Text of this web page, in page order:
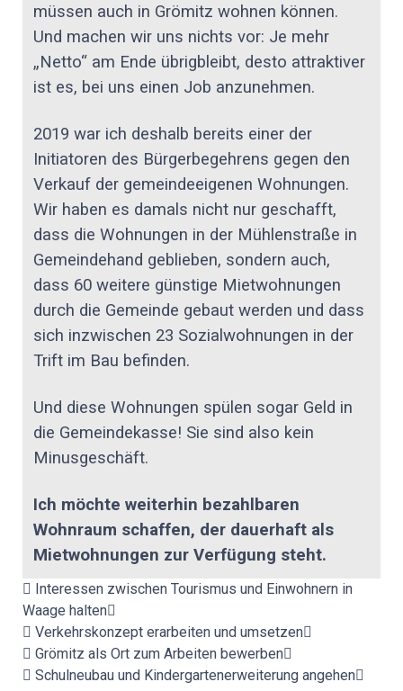
müssen auch in Grömitz wohnen können.
Und machen wir uns nichts vor: Je mehr
„Netto“ am Ende übrigbleibt, desto attraktiver
ist es, bei uns einen Job anzunehmen.
2019 war ich deshalb bereits einer der
Initiatoren des Bürgerbegehrens gegen den
Verkauf der gemeindeeigenen Wohnungen.
Wir haben es damals nicht nur geschafft,
dass die Wohnungen in der Mühlenstraße in
Gemeindehand geblieben, sondern auch,
dass 60 weitere günstige Mietwohnungen
durch die Gemeinde gebaut werden und dass
sich inzwischen 23 Sozialwohnungen in der
Trift im Bau befinden.
Und diese Wohnungen spülen sogar Geld in
die Gemeindekasse! Sie sind also kein
Minusgeschäft.
Ich möchte weiterhin bezahlbaren
Wohnraum schaffen, der dauerhaft als
Mietwohnungen zur Verfügung steht.
Interessen zwischen Tourismus und Einwohnern in
Waage halten
Verkehrskonzept erarbeiten und umsetzen
Grömitz als Ort zum Arbeiten bewerben
Schulneubau und Kindergartenerweiterung angehen